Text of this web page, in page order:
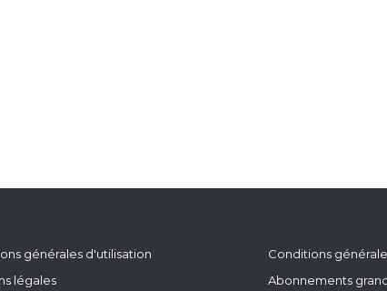
générales d'utilisation
légales
Conditions
Abonnements